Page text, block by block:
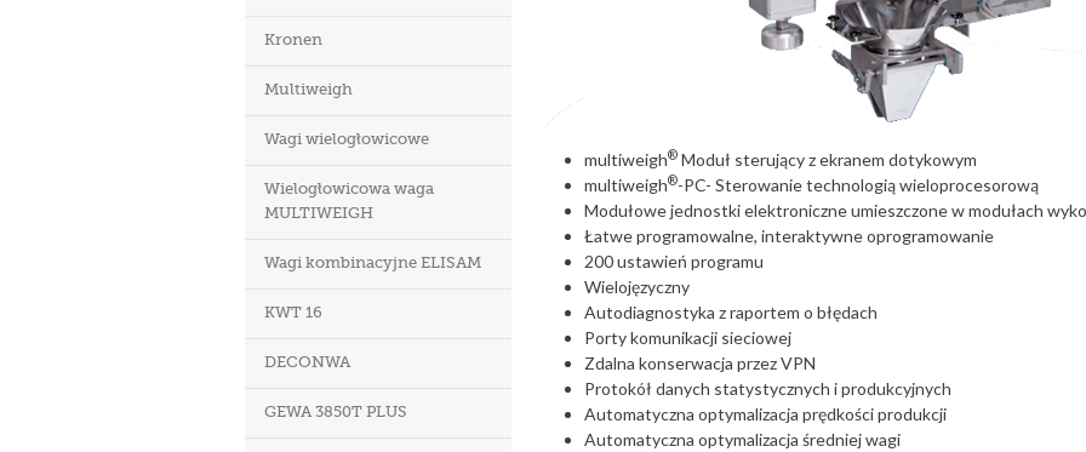
Kronen
Multiweigh
Wagi wielogłowicowe
Wielogłowicowa waga
MULTIWEIGH
Wagi kombinacyjne ELISAM
KWT 16
DECONWA
GEWA 3850T PLUS
multiweigh®Moduł sterujący z ekranem dotykowym
multiweigh®-PC- Sterowanie technologią wieloprocesorową
Modułowe jednostki elektroniczne umieszczone w modułach
Łatwe programowalne, interaktywne oprogramowanie
200 ustawień programu
Wielojęzyczny
Autodiagnostyka z raportem o błędach
Porty komunikacji sieciowej
Zdalna konserwacja przez VPN
Protokół danych statystycznych i produkcyjnych
Automatyczna optymalizacja prędkości produkcji
Automatyczna optymalizacja średniej wagi